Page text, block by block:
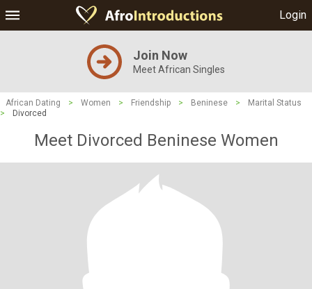
Login
Join Now
Meet African Singles
African Dating > Women > Friendship > Beninese >
Marital Status
>
Divorced
Meet Divorced Beninese Women